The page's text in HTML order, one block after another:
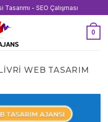
- SEO Çalışması
0
WEB TASARIM